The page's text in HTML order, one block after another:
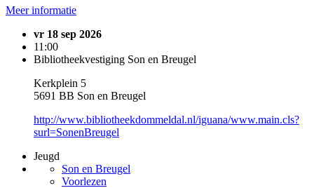
Meer informatie
vr 18 sep 2026
11:00
Bibliotheekvestiging Son en Breugel
Kerkplein 5
5691 BB Son en Breugel
http://www.bibliotheekdommeldal.nl/iguana/www.main.cls?
surl=SonenBreugel
Jeugd
Son en Breugel
Voorlezen